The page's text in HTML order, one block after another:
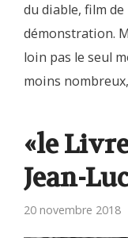
du diable, film de
démonstration.
loin pas le seul
moins
«le
Jean-
20 novembre 2018